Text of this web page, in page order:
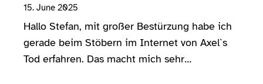
15. June 2025
Hallo Stefan, mit großer Bestürzung habe ich
gerade beim Stöbern im Internet von Axel`s
Tod erfahren. Das macht mich sehr…